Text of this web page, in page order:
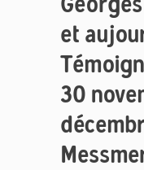
et
30